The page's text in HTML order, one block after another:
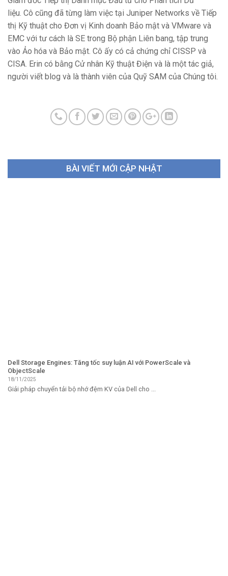
liệu. Cô cũng đã từng làm việc tại Juniper Networks về Tiếp
thị Kỹ thuật cho Đơn vị Kinh doanh Bảo mật và VMware và
EMC với tư cách là SE trong Bộ phận Liên bang, tập trung
vào Ảo hóa và Bảo mật. Cô ấy có cả chứng chỉ CISSP và
CISA. Erin có bằng Cử nhân Kỹ thuật Điện và là một tác giả,
người viết blog và là thành viên của Quỹ SAM của Chúng tôi.
BÀI VIẾT MỚI CẬP NHẬT
Dell Storage Engines: Tăng tốc suy luận AI với PowerScale và
ObjectScale
18/11/2025
Giải pháp chuyển tải bộ nhớ đệm KV của Dell cho ...